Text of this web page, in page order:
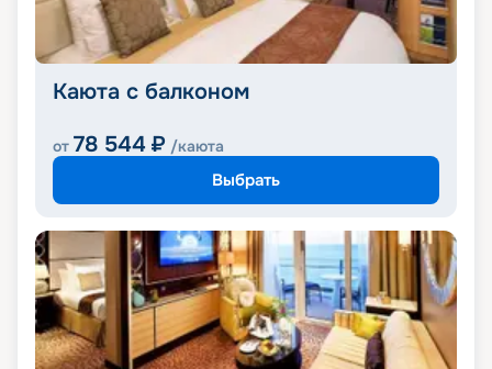
Каюта с балконом
от 78 544 ₽ /каюта
Выбрать